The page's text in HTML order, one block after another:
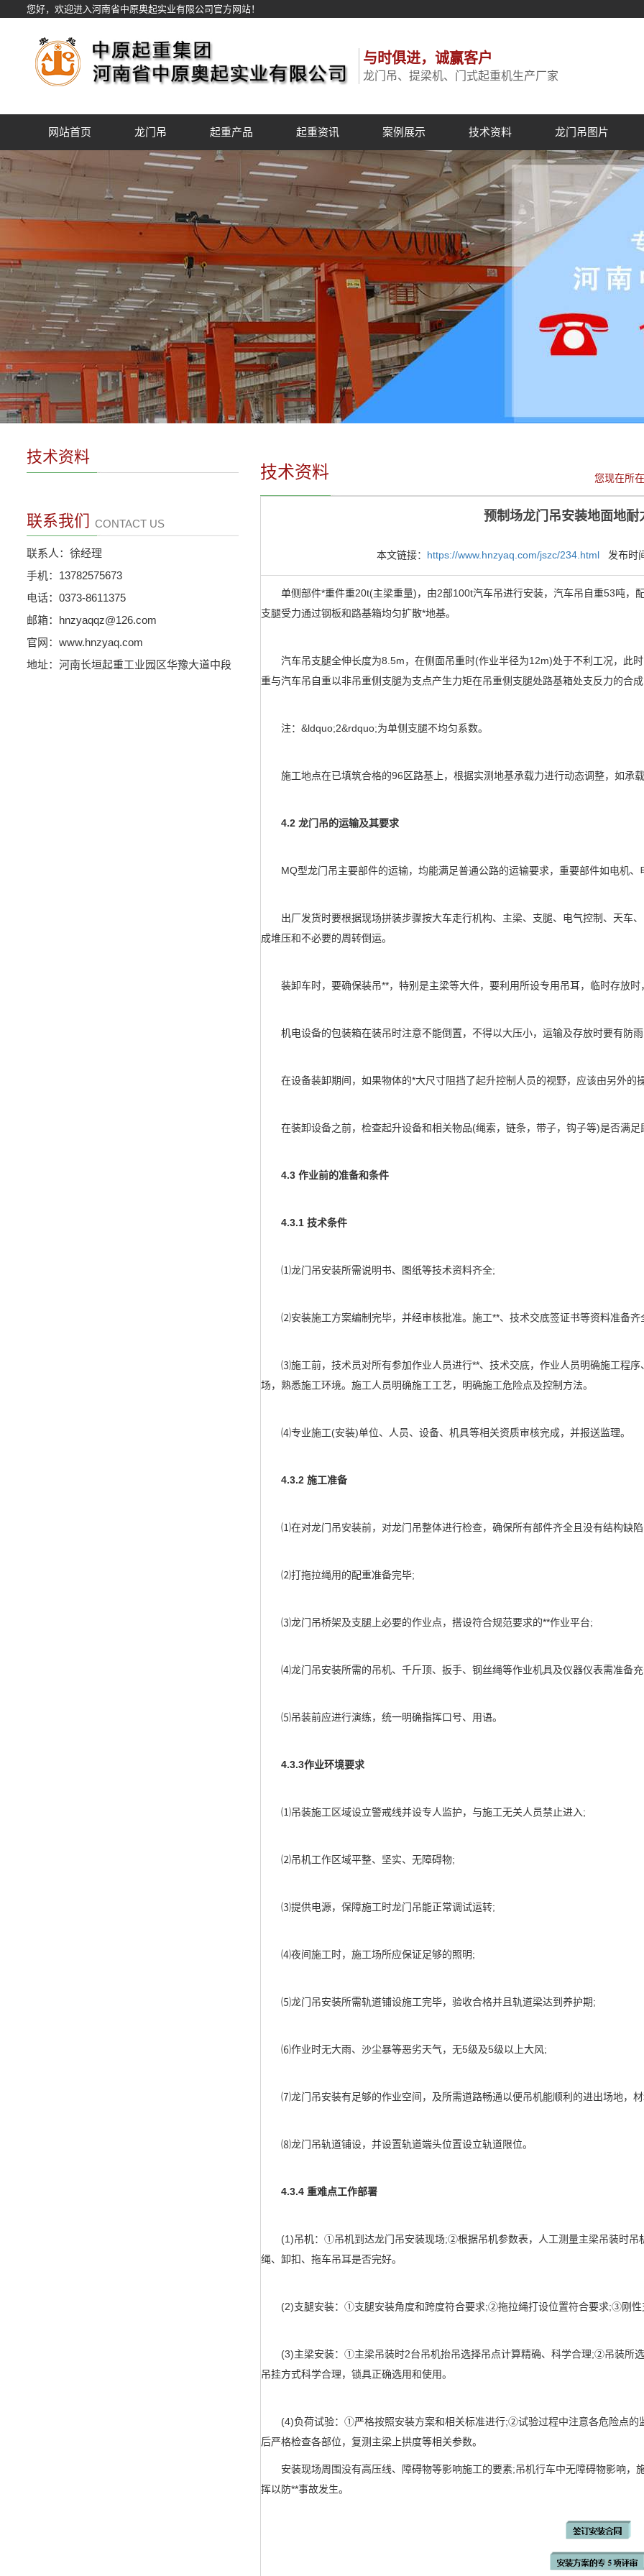
您好，欢迎进入河南省中原奥起实业有限公司官方网站！
与时俱进，诚赢客户
龙门吊、提梁机、门式起重机生产厂家
网站首页 龙门吊 起重产品 起重资讯 案例展示 技术资料 龙门吊图片
技术资料 您现在所
预制场龙门吊安装地面地耐
本文链接： https://www.hnzyaq.com/jszc/234.html发布时
单侧部件*重件重20t(主梁重量)，由2部100t汽车吊进行安装，汽车吊自重53吨，
支腿受力通过钢板和路基箱均匀扩散*地基。
汽车吊支腿全伸长度为8.5m，在侧面吊重时(作业半径为12m)处于不利工况，此
重与汽车吊自重以非吊重侧支腿为支点产生力矩在吊重侧支腿处路基箱处支反力的合
注：&ldquo;2&rdquo;为单侧支腿不均匀系数。
施工地点在已填筑合格的96区路基上，根据实测地基承载力进行动态调整，如承
4.2 龙门吊的运输及其要求
MQ型龙门吊主要部件的运输，均能满足普通公路的运输要求，重要部件如电机、
出厂发货时要根据现场拼装步骤按大车走行机构、主梁、支腿、电气控制、天车
成堆压和不必要的周转倒运。
装卸车时，要确保装吊**，特别是主梁等大件，要利用所设专用吊耳，临时存放时
机电设备的包装箱在装吊时注意不能倒置，不得以大压小，运输及存放时要有防
在设备装卸期间，如果物体的*大尺寸阻挡了起升控制人员的视野，应该由另外的
在装卸设备之前，检查起升设备和相关物品(绳索，链条，带子，钩子等)是否满足
4.3 作业前的准备和条件
4.3.1 技术条件
⑴龙门吊安装所需说明书、图纸等技术资料齐全;
⑵安装施工方案编制完毕，并经审核批准。施工**、技术交底签证书等资料准备齐
⑶施工前，技术员对所有参加作业人员进行**、技术交底，作业人员明确施工程序
场，熟悉施工环境。施工人员明确施工工艺，明确施工危险点及控制方法。
⑷专业施工(安装)单位、人员、设备、机具等相关资质审核完成，并报送监理。
4.3.2 施工准备
⑴在对龙门吊安装前，对龙门吊整体进行检查，确保所有部件齐全且没有结构缺
⑵打拖拉绳用的配重准备完毕;
⑶龙门吊桥架及支腿上必要的作业点，搭设符合规范要求的**作业平台;
⑷龙门吊安装所需的吊机、千斤顶、扳手、钢丝绳等作业机具及仪器仪表需准备
⑸吊装前应进行演练，统一明确指挥口号、用语。
4.3.3作业环境要求
⑴吊装施工区域设立警戒线并设专人监护，与施工无关人员禁止进入;
⑵吊机工作区域平整、坚实、无障碍物;
⑶提供电源，保障施工时龙门吊能正常调试运转;
⑷夜间施工时，施工场所应保证足够的照明;
⑸龙门吊安装所需轨道铺设施工完毕，验收合格并且轨道梁达到养护期;
⑹作业时无大雨、沙尘暴等恶劣天气，无5级及5级以上大风;
⑺龙门吊安装有足够的作业空间，及所需道路畅通以便吊机能顺利的进出场地，材
⑻龙门吊轨道铺设，并设置轨道端头位置设立轨道限位。
4.3.4 重难点工作部署
(1)吊机：①吊机到达龙门吊安装现场;②根据吊机参数表，人工测量主梁吊装时吊
绳、卸扣、拖车吊耳是否完好。
(2)支腿安装：①支腿安装角度和跨度符合要求;②拖拉绳打设位置符合要求;③刚性
(3)主梁安装：①主梁吊装时2台吊机抬吊选择吊点计算精确、科学合理;②吊装所
吊挂方式科学合理，锁具正确选用和使用。
(4)负荷试验：①严格按照安装方案和相关标准进行;②试验过程中注意各危险点的
后严格检查各部位，复测主梁上拱度等相关参数。
安装现场周围没有高压线、障碍物等影响施工的要素;吊机行车中无障碍物影响，
挥以防**事故发生。
技术资料
联系我们 CONTACT US
联系人：徐经理
手机：13782575673
电话：0373-8611375
邮箱：hnzyaqqz@126.com
官网：www.hnzyaq.com
地址：河南长垣起重工业园区华豫大道中段